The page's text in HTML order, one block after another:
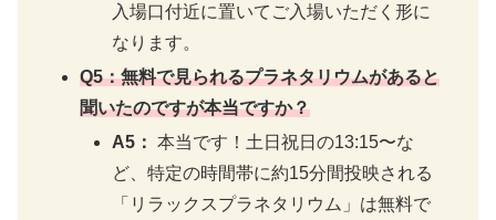
入場口付近に置いてご入場いただく形に
なります。
Q5：無料で見られるプラネタリウムがあると
聞いたのですが本当ですか？
A5： 本当です！土日祝日の13:15〜な
ど、特定の時間帯に約15分間投映される
「リラックスプラネタリウム」は無料で